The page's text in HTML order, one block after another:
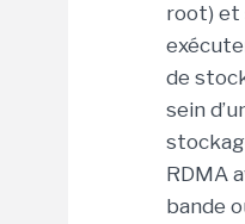
root) et
de
sein
RDMA
bande